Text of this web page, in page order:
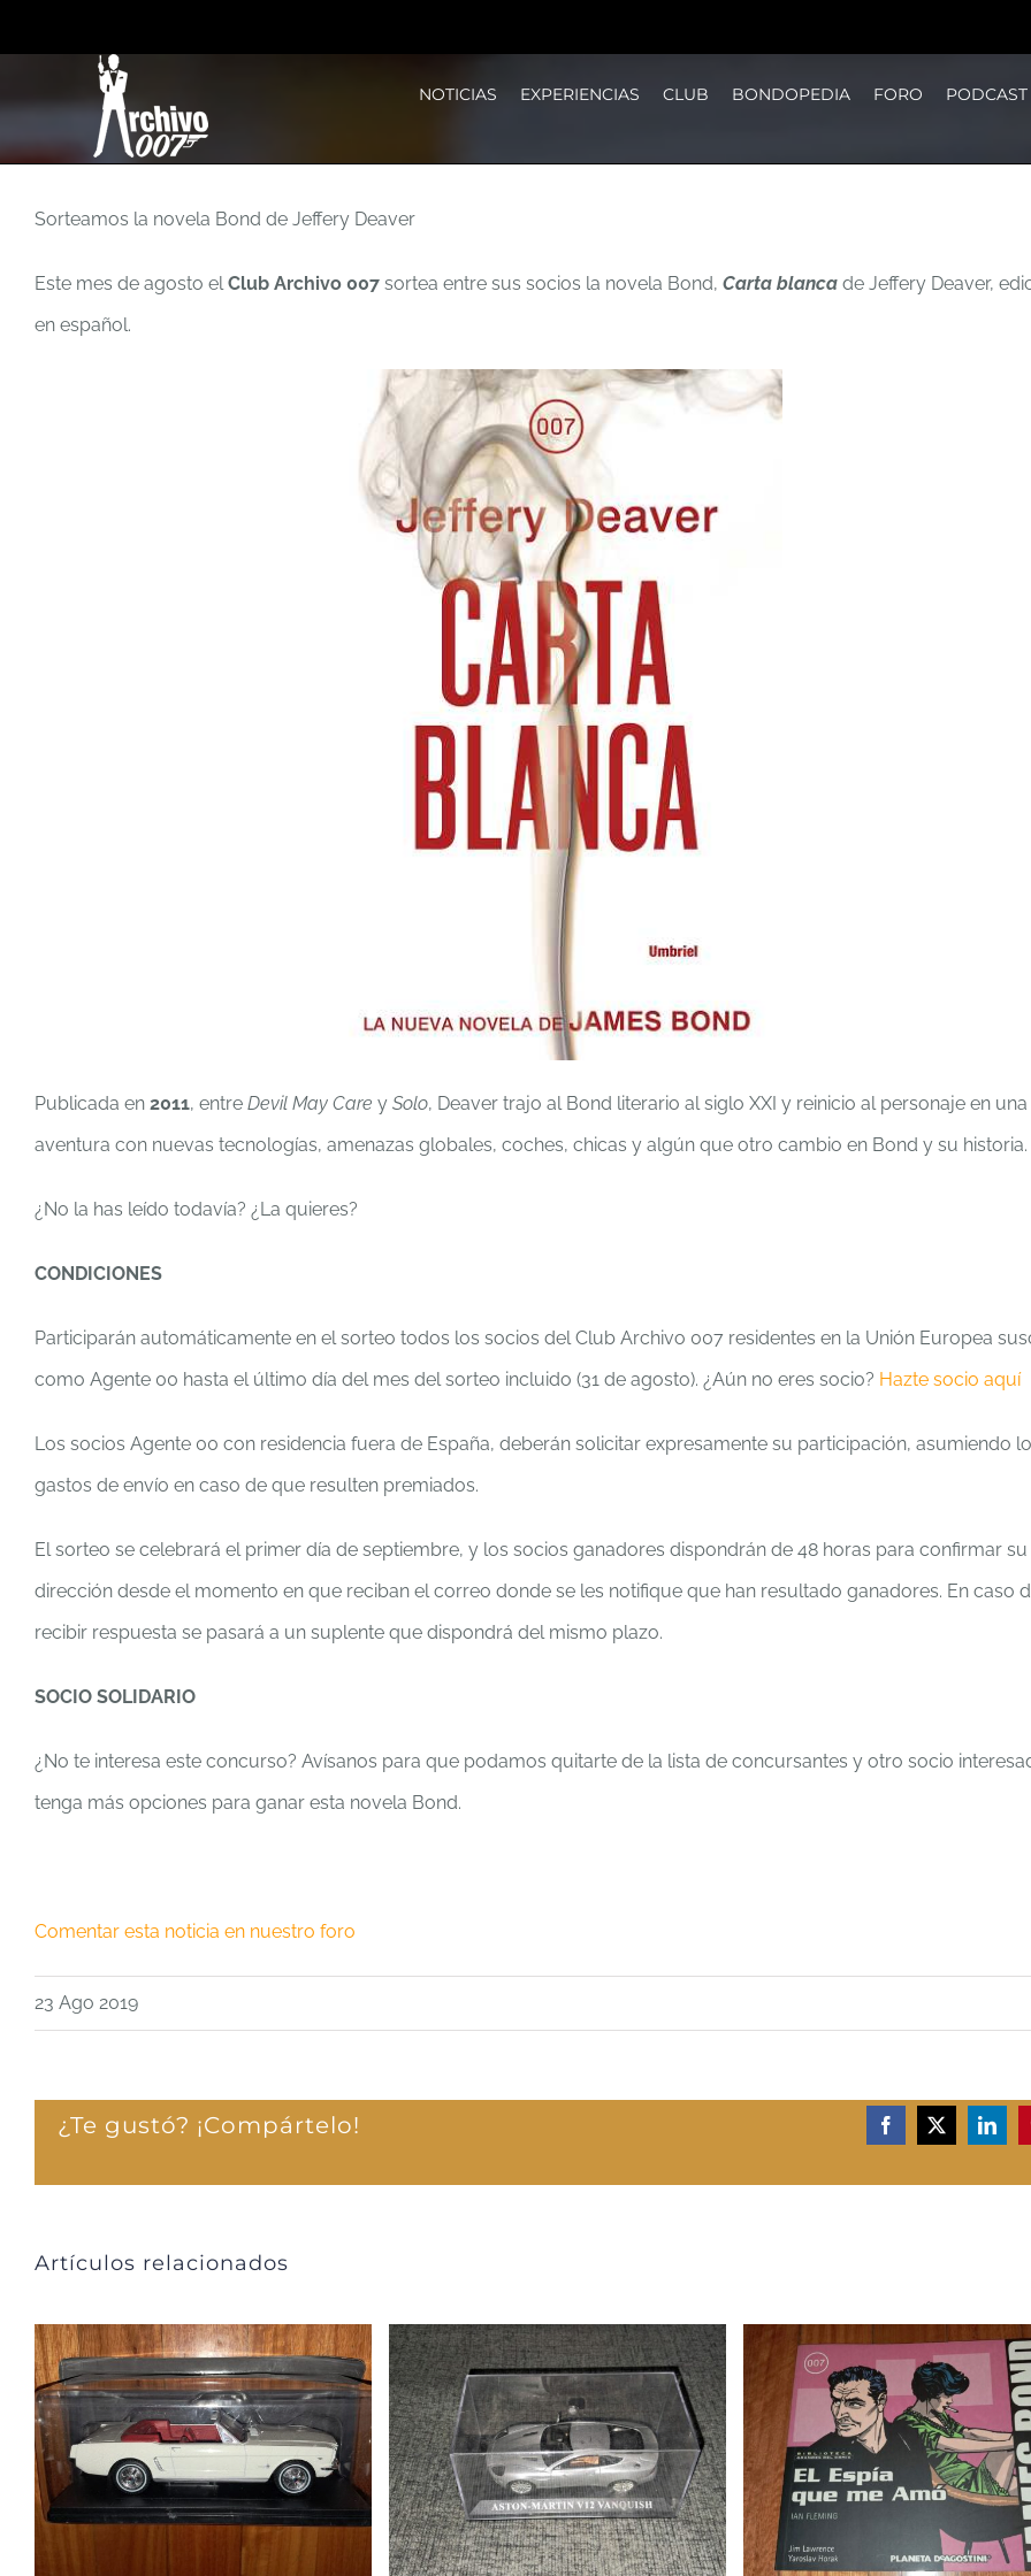
al
contenido
NOTICIAS EXPERIENCIAS CLUB BONDOPEDIA FORO PODCAST
Sorteamos la novela Bond de Jeffery Deaver
Este mes de agosto elClub Archivo 007 sortea entre sus socios la novela Bond, Carta blanca de Jeffery Deaver,
en español.
Publicada en 2011, entre Devil May Care y Solo, Deaver trajo al Bond literario al siglo XXI y reinicio al personaje en una
aventura con nuevas tecnologías, amenazas globales, coches, chicas y algún que otro cambio en Bond y su historia.
¿No la has leído todavía? ¿La quieres?
CONDICIONES
Participarán automáticamente en el sorteo todos los socios del Club Archivo 007 residentes en la Unión Europea
como Agente 00 hasta el último día del mes del sorteo incluido (31 de agosto). ¿Aún no eres socio? Hazte socio aquí
Los socios Agente 00 con residencia fuera de España, deberán solicitar expresamente su participación, asumiendo
gastos de envío en caso de que resulten premiados.
El sorteo se celebrará el primer día de septiembre, y los socios ganadores dispondrán de 48 horas para confirmar su
dirección desde el momento en que reciban el correo donde se les notifique que han resultado ganadores. En caso
recibir respuesta se pasará a un suplente que dispondrá del mismo plazo.
SOCIO SOLIDARIO
¿No te interesa este concurso? Avísanos para que podamos quitarte de la lista de concursantes y otro socio
tenga más opciones para ganar esta novela Bond.
Comentar esta noticia en nuestro foro
23 Ago 2019
¿Te gustó? ¡Compártelo! Facebook
X
Artículos relacionados